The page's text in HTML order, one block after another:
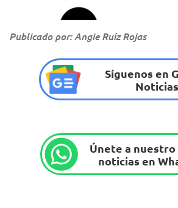
Publicado por: Angie Ruíz Rojas
Síguenos en
Noticias
Únete a nuestro
noticias en